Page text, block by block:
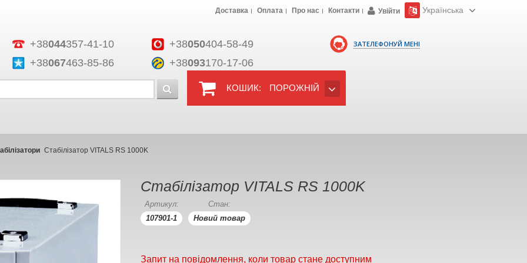
ЗАТЕЛЕФОНУЙ МЕНІ
+38044357-41-10 +38050404-58-49
+38067463-85-86 +38093170-17-06
Доставка Оплата Про нас Контакти Увійти Українська
КОШИК: ПОРОЖНІЙ
Стабілізатор VITALS RS 1000K
Стабілізатор VITALS RS 1000K
Артикул:
107901-1
Стан:
Новий товар
Запит на повідомлення, коли товар стане доступним